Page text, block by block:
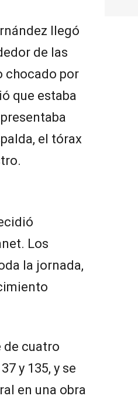
llegó
de las
chocado por
que estaba
el tórax
Los
la jornada,
de cuatro
y 135, y se
en una obra